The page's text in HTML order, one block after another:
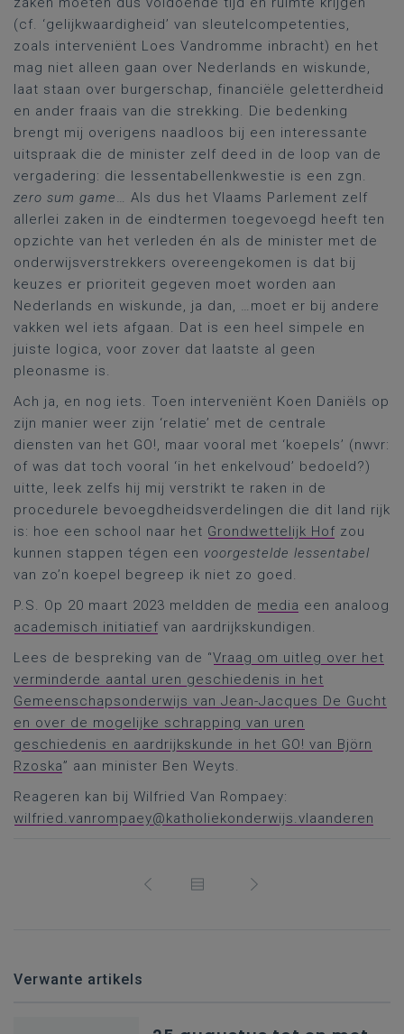
(cf. ‘gelijkwaardigheid’ van sleutelcompetenties,
zoals interveniënt Loes Vandromme inbracht) en het
mag niet alleen gaan over Nederlands en wiskunde,
laat staan over burgerschap, financiële geletterdheid
en ander fraais van die strekking. Die bedenking
brengt mij overigens naadloos bij een interessante
uitspraak die de minister zelf deed in de loop van de
vergadering: die lessentabellenkwestie is een zgn.
zero sum game… Als dus het Vlaams Parlement zelf
allerlei zaken in de eindtermen toegevoegd heeft ten
opzichte van het verleden én als de minister met de
onderwijsverstrekkers overeengekomen is dat bij
keuzes er prioriteit gegeven moet worden aan
Nederlands en wiskunde, ja dan, …moet er bij andere
vakken wel iets afgaan. Dat is een heel simpele en
juiste logica, voor zover dat laatste al geen
pleonasme is.
Ach ja, en nog iets. Toen interveniënt Koen Daniëls op
zijn manier weer zijn ‘relatie’ met de centrale
diensten van het GO!, maar vooral met ‘koepels’ (nwvr:
of was dat toch vooral ‘in het enkelvoud’ bedoeld?)
uitte, leek zelfs hij mij verstrikt te raken in de
procedurele bevoegdheidsverdelingen die dit land rijk
is: hoe een school naar het Grondwettelijk Hof zou
kunnen stappen tégen een voorgestelde lessentabel
van zo’n koepel begreep ik niet zo goed.
P.S. Op 20 maart 2023 meldden de media een analoog
academisch initiatief van aardrijkskundigen.
Lees de bespreking van de “Vraag om uitleg over het
verminderde aantal uren geschiedenis in het
Gemeenschapsonderwijs van Jean-Jacques De Gucht
en over de mogelijke schrapping van uren
geschiedenis en aardrijkskunde in het GO! van Björn
Rzoska” aan minister Ben Weyts.
Reageren kan bij Wilfried Van Rompaey:
wilfried.vanrompaey@katholiekonderwijs.vlaanderen
Verwante artikels